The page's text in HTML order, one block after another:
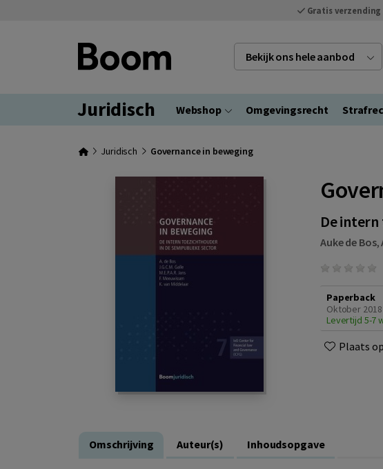
Gratis verzending
Bekijk ons hele aanbod
Juridisch Webshop Omgevingsrecht
Juridisch Governance in beweging
De
Auke de Bos,
Paperback
Oktober 2018
Levertijd 5-7
Plaats
Omschrijving Auteur(s) Inhoudsopgave